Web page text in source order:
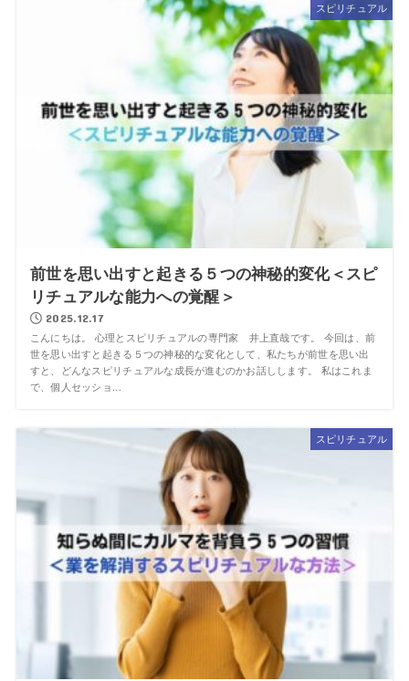
スピリチュアル
前世を思い出すと起きる５つの神秘的変化＜スピ
リチュアルな能力への覚醒＞
2025.12.17
こんにちは。 心理とスピリチュアルの専門家 井上直哉です。 今回は、前
世を思い出すと起きる５つの神秘的な変化として、私たちが前世を思い出
すと、どんなスピリチュアルな成長が進むのかお話しします。 私はこれま
で、個人セッショ...
スピリチュアル